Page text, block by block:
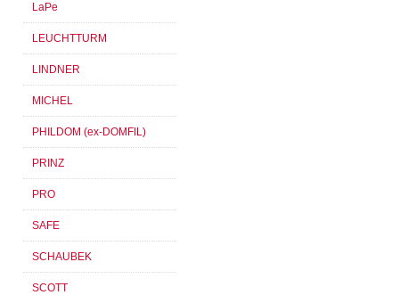
LaPe
LEUCHTTURM
LINDNER
MICHEL
PHILDOM (ex-DOMFIL)
PRINZ
PRO
SAFE
SCHAUBEK
SCOTT